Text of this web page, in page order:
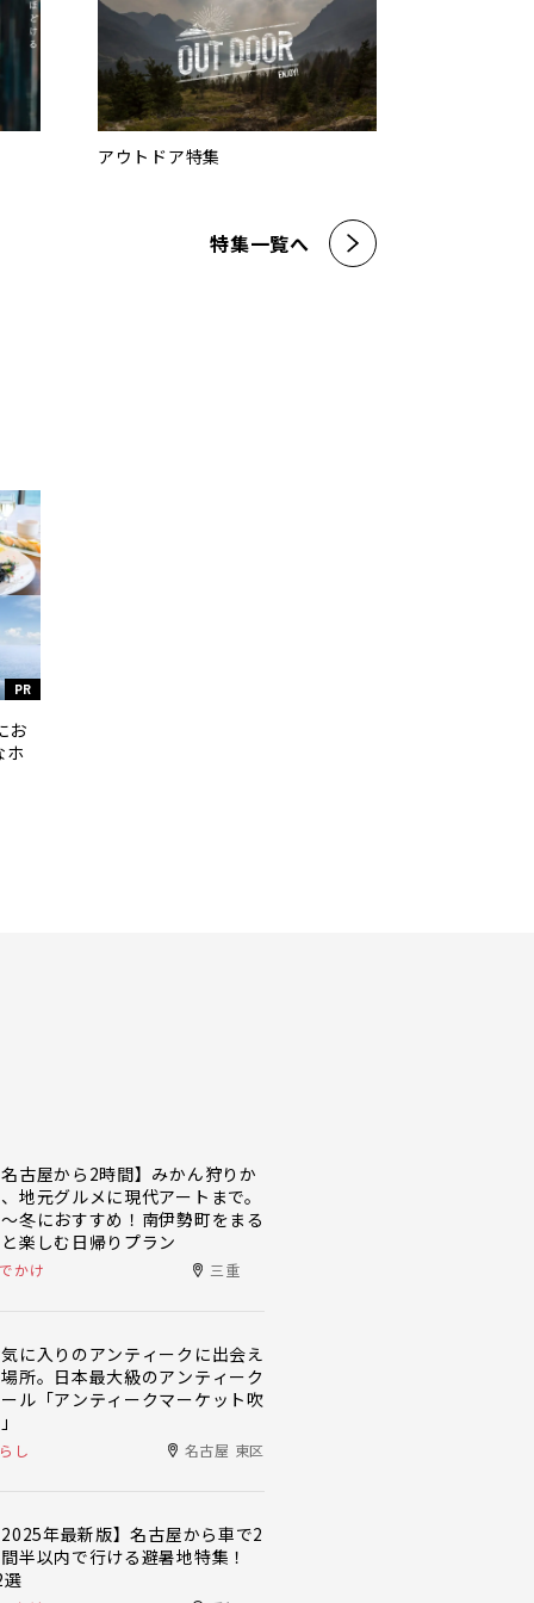
アウトドア特集
特集一覧へ
PR
お
ホ
古屋から2時間】みかん狩りか
地元グルメに現代アートまで。
冬におすすめ！南伊勢町をまる
楽しむ日帰りプラン
かけ 三重
に入りのアンティークに出会え
所。日本最大級のアンティーク
ル「アンティークマーケット吹
し 名古屋 東区
年最新版】名古屋から車で2
半以内で行ける避暑地特集！